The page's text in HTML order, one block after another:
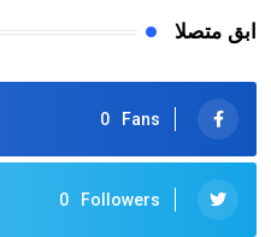
ابق متصلا
0 Fans
0 Followers